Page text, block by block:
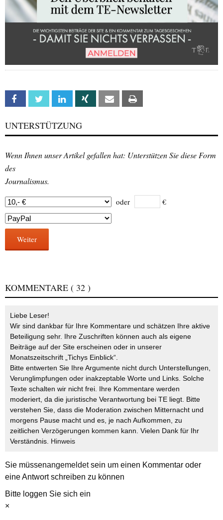
Facebook Twitter Linkedin Xing Email
UNTERSTÜTZUNG
Wenn Ihnen unser Artikel gefallen hat: Unterstützen Sie diese Form
des
Journalismus.
oder €
Weiter
KOMMENTARE ( 32 )
Liebe Leser!
Wir sind dankbar für Ihre Kommentare und schätzen Ihre aktive
Beteiligung sehr. Ihre Zuschriften können auch als eigene
Beiträge auf der Site erscheinen oder in unserer
Monatszeitschrift „Tichys Einblick“.
Bitte entwerten Sie Ihre Argumente nicht durch Unterstellungen,
Verunglimpfungen oder inakzeptable Worte und Links. Solche
Texte schalten wir nicht frei. Ihre Kommentare werden
moderiert, da die juristische Verantwortung bei TE liegt. Bitte
verstehen Sie, dass die Moderation zwischen Mitternacht und
morgens Pause macht und es, je nach Aufkommen, zu
zeitlichen Verzögerungen kommen kann. Vielen Dank für Ihr
Verständnis. Hinweis
Sie müssenangemeldetsein um einen Kommentar oder
eine Antwort schreiben zu können
Bitte loggen Sie sich ein
×